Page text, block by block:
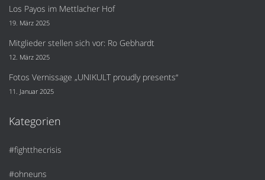
Los Payos im Mettlacher Hof
19. März 2025
Mitglieder stellen sich vor: Ro Gebhardt
12. März 2025
Fotos Vernissage „UNIKULT proudly presents“
11. Januar 2025
Kategorien
#fightthecrisis
#ohneuns